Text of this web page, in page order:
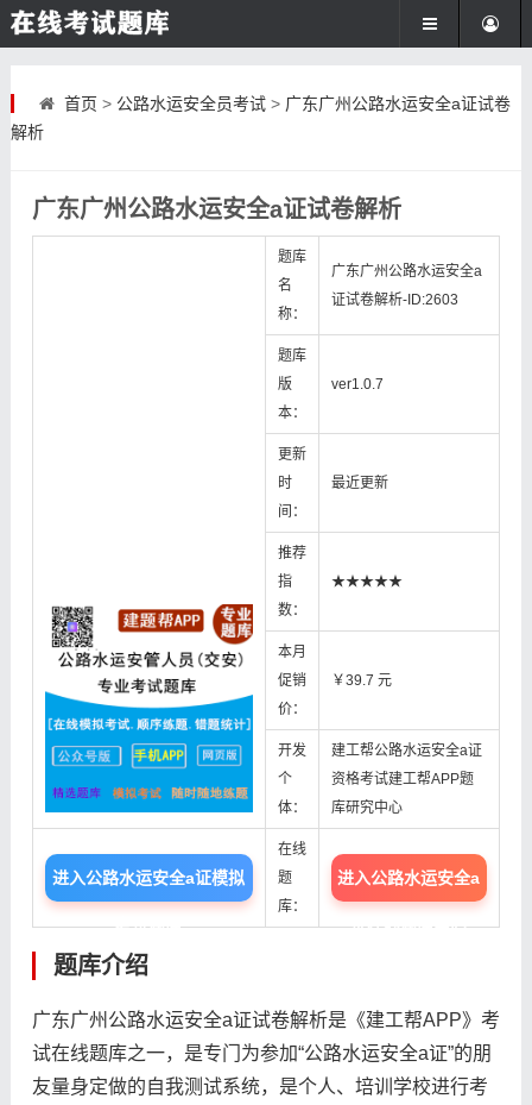
首页 > 公路水运安全员考试> 广东广州公路水运安全a证试卷
解析
广东广州公路水运安全a证试卷解析
题库
名
称：
广东广州公路水运安全a
证试卷解析-ID:2603
题库
版
本：
ver1.0.7
更新
时
间：
最近更新
推荐
指
数：
★★★★★
本月
促销
价：
￥39.7 元
开发
个
体：
建工帮公路水运安全a证
资格考试建工帮APP题
库研究中心
进入公路水运安全a证模拟
考试题库
在线
题
库：
进入公路水运安全a
证在线题库中心
题库介绍
广东广州公路水运安全a证试卷解析是《建工帮APP》考
试在线题库之一，是专门为参加“公路水运安全a证”的朋
友量身定做的自我测试系统，是个人、培训学校进行考